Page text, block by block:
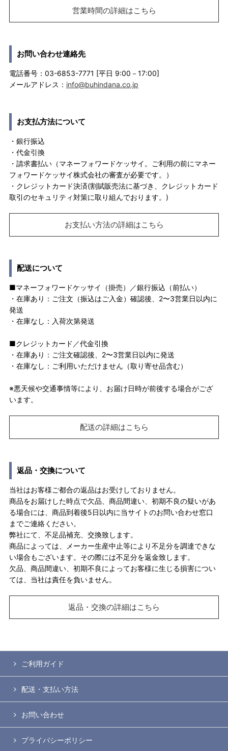
営業時間の詳細はこちら
お問い合わせ連絡先
電話番号：03-6853-7771 [平日 9:00－17:00]
メールアドレス： info@buhindana.co.jp
お支払方法について
・銀行振込
・代金引換
・請求書払い（マネーフォワードケッサイ。ご利用の前にマネー
フォワードケッサイ株式会社の審査が必要です。）
・クレジットカード決済(割賦販売法に基づき、クレジットカード
取引のセキュリティ対策に取り組んでおります。)
お支払い方法の詳細はこちら
配送について
■マネーフォワードケッサイ（掛売）／銀行振込（前払い）
・在庫あり：ご注文（振込はご入金）確認後、2〜3営業日以内に
発送
・在庫なし：入荷次第発送
■クレジットカード／代金引換
・在庫あり：ご注文確認後、2〜3営業日以内に発送
・在庫なし：ご利用いただけません（取り寄せ品含む）
※悪天候や交通事情等により、お届け日時が前後する場合がござ
います。
配送の詳細はこちら
返品・交換について
当社はお客様ご都合の返品はお受けしておりません。
商品をお届けした時点で欠品、商品間違い、初期不良の疑いがあ
る場合には、商品到着後5日以内に当サイトのお問い合わせ窓口
までご連絡ください。
弊社にて、不足品補充、交換致します。
商品によっては、メーカー生産中止等により不足分を調達できな
い場合もございます。その際には不足分を返金致します。
欠品、商品間違い、初期不良によってお客様に生じる損害につい
ては、当社は責任を負いません。
返品・交換の詳細はこちら
ご利用ガイド
配送・支払い方法
お問い合わせ
プライバシーポリシー